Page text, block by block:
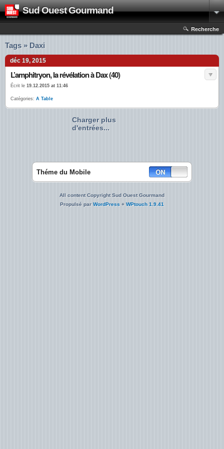
Sud Ouest Gourmand
Recherche
Tags » Daxi
déc 19, 2015
L’amphitryon, la révélation à Dax (40)
Écrit le 19.12.2015 at 11:46
Catégories: A Table
Charger plus
d'entrées...
Théme du Mobile
All content Copyright Sud Ouest Gourmand
Propulsé parWordPress + WPtouch 1.9.41